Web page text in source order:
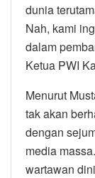
dunia
Nah, kami
dalam
Ketua PWI
Menurut
tak akan
dengan
media
wartawan